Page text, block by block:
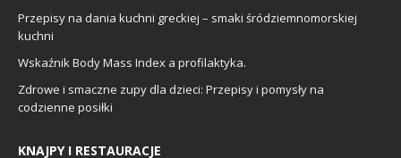
Przepisy na dania kuchni greckiej – smaki śródziemnomorskiej
kuchni
Wskaźnik Body Mass Index a profilaktyka.
Zdrowe i smaczne zupy dla dzieci: Przepisy i pomysły na
codzienne posiłki
KNAJPY I RESTAURACJE